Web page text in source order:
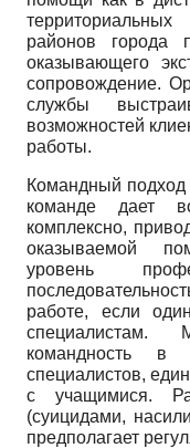
районов города
оказывающего
сопровождение.
службы
возможностей
работы.
Командный подход
команде дает
комплексно,
оказываемой
уровень
работе, если
специалистам.
командность в
специалистов,
с учащимися.
(суицидами,
предполагает